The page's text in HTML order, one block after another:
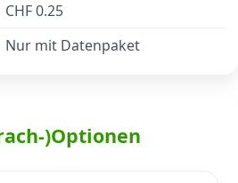
CHF 0.25
Nur mit Datenpaket
)Optionen